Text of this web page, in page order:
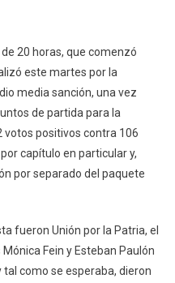
20 horas, que comenzó
este martes por la
media sanción, una vez
de partida para la
votos positivos contra 106
capítulo en particular y,
por separado del paquete
fueron Unión por la Patria, el
Fein y Esteban Paulón
tal como se esperaba, dieron